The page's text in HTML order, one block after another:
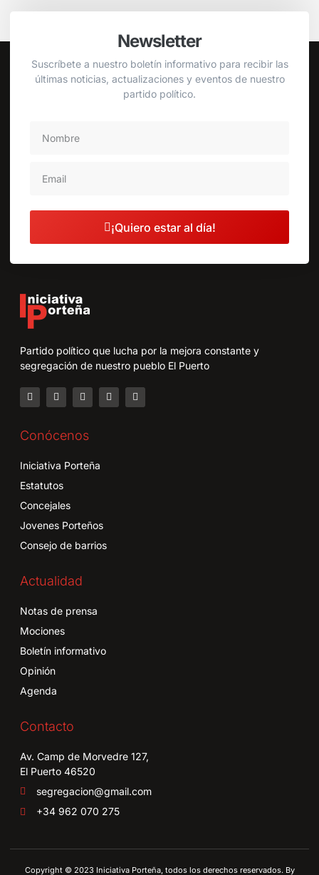
Newsletter
Suscríbete a nuestro boletín informativo para recibir las
últimas noticias, actualizaciones y eventos de nuestro
partido político.
¡Quiero estar al día!
Partido político que lucha por la mejora constante y
segregación de nuestro pueblo El Puerto
Conócenos
Iniciativa Porteña
Estatutos
Concejales
Jovenes Porteños
Consejo de barrios
Actualidad
Notas de prensa
Mociones
Boletín informativo
Opinión
Agenda
Contacto
Av. Camp de Morvedre 127,
El Puerto 46520
segregacion@gmail.com
+34 962 070 275
Copyright © 2023 Iniciativa Porteña, todos los derechos reservados. By